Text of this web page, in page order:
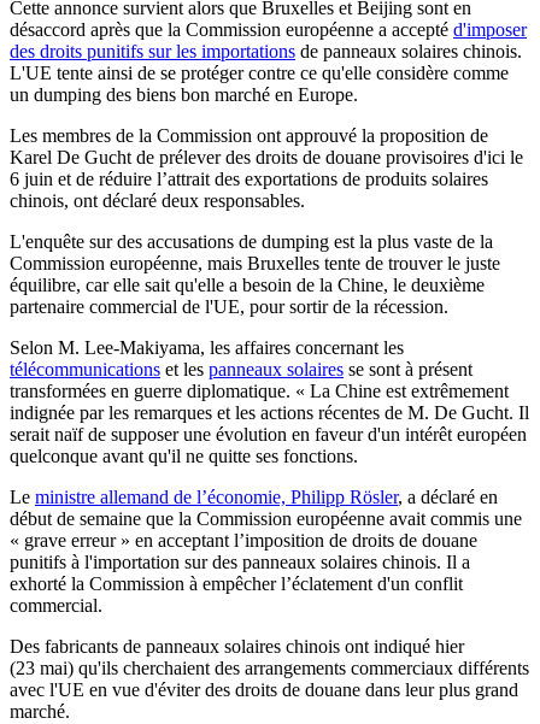
Cette annonce survient alors que Bruxelles et Beijing sont en
désaccord après que la Commission européenne a accepté d'imposer
des droits punitifs sur les importations de panneaux solaires chinois.
L'UE tente ainsi de se protéger contre ce qu'elle considère comme
un dumping des biens bon marché en Europe.
Les membres de la Commission ont approuvé la proposition de
Karel De Gucht de prélever des droits de douane provisoires d'ici le
6 juin et de réduire l’attrait des exportations de produits solaires
chinois, ont déclaré deux responsables.
L'enquête sur des accusations de dumping est la plus vaste de la
Commission européenne, mais Bruxelles tente de trouver le juste
équilibre, car elle sait qu'elle a besoin de la Chine, le deuxième
partenaire commercial de l'UE, pour sortir de la récession.
Selon M. Lee-Makiyama, les affaires concernant les
télécommunications et les panneaux solaires se sont à présent
transformées en guerre diplomatique. « La Chine est extrêmement
indignée par les remarques et les actions récentes de M. De Gucht. Il
serait naïf de supposer une évolution en faveur d'un intérêt européen
quelconque avant qu'il ne quitte ses fonctions.
Le ministre allemand de l’économie, Philipp Rösler, a déclaré en
début de semaine que la Commission européenne avait commis une
« grave erreur » en acceptant l’imposition de droits de douane
punitifs à l'importation sur des panneaux solaires chinois. Il a
exhorté la Commission à empêcher l’éclatement d'un conflit
commercial.
Des fabricants de panneaux solaires chinois ont indiqué hier
(23 mai) qu'ils cherchaient des arrangements commerciaux différents
avec l'UE en vue d'éviter des droits de douane dans leur plus grand
marché.